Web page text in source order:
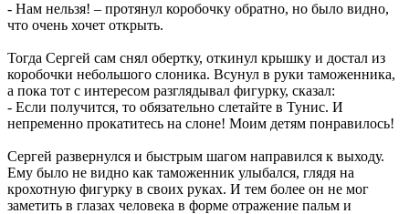
- Нам нельзя! – протянул коробочку обратно, но было видно,
что очень хочет открыть.
Тогда Сергей сам снял обертку, откинул крышку и достал из
коробочки небольшого слоника. Всунул в руки таможенника,
а пока тот с интересом разглядывал фигурку, сказал:
- Если получится, то обязательно слетайте в Тунис. И
непременно прокатитесь на слоне! Моим детям понравилось!
Сергей развернулся и быстрым шагом направился к выходу.
Ему было не видно как таможенник улыбался, глядя на
крохотную фигурку в своих руках. И тем более он не мог
заметить в глазах человека в форме отражение пальм и